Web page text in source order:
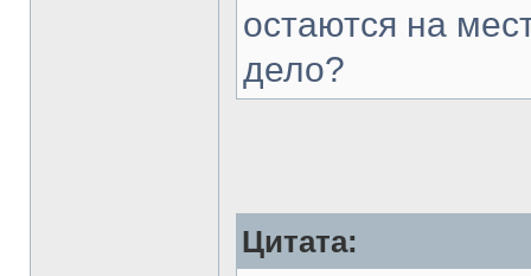
остаются на
дело?
Цитата: